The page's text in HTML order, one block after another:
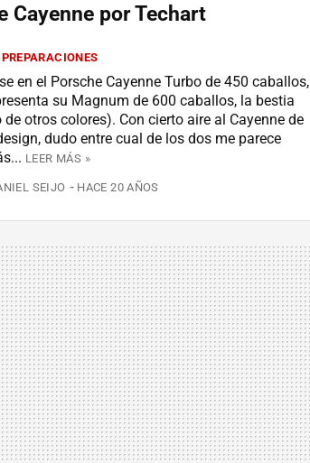
Cayenne por Techart
en el Porsche Cayenne Turbo de 450 caballos,
su Magnum de 600 caballos, la bestia
de otros colores). Con cierto aire al Cayenne de
dudo entre cual de los dos me parece
LEER MÁS »
SEIJO HACE 20 AÑOS